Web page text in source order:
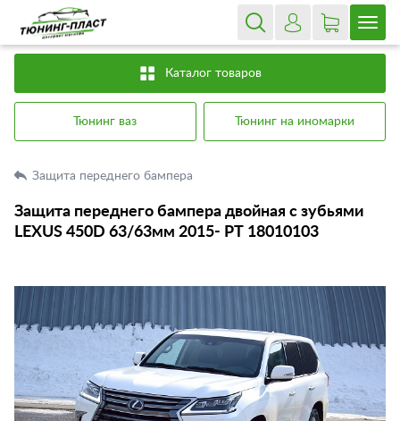
Каталог товаров
Тюнинг ваз Тюнинг на иномарки
Защита переднего бампера
Защита переднего бампера двойная с зубьями
LEXUS 450D 63/63мм 2015- РТ 18010103